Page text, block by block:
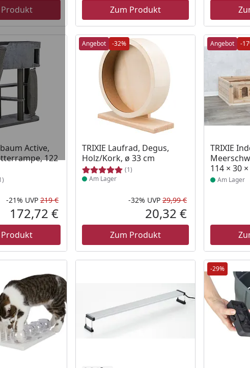
Zum Produkt
Active,
122
Rabatt in Prozent
-21%
Ursprünglicher Preis
UVP 219 €
Aktueller Preis
172,72 €
Angebot -32%
TRIXIE Laufrad, Degus,
Holz/Kork, ø 33 cm
(1)
Produkt am Lager
Am Lager
Rabatt in Prozent
-32%
Ursprünglicher
UVP 29,99 €
Aktueller Preis
20,32 €
Zum Produkt
Angebot -
TRIXIE
114 × 30
Produkt
Am Lager
-29%